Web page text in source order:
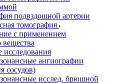
подвздошной артерии
томография
с применением
вещества
ангиографии
сосудов)
исслед. брюшной